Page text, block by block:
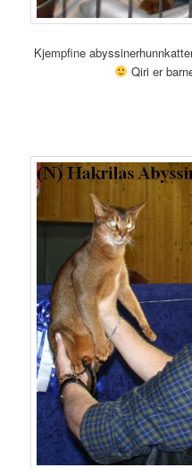
Kjempfine
Qiri er